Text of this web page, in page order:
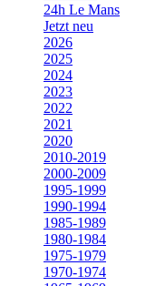
24h Le Mans
Jetzt neu
2026
2025
2024
2023
2022
2021
2020
2010-2019
2000-2009
1995-1999
1990-1994
1985-1989
1980-1984
1975-1979
1970-1974